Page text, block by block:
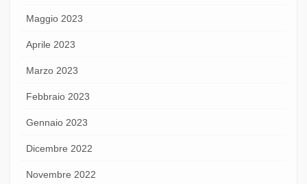
Maggio 2023
Aprile 2023
Marzo 2023
Febbraio 2023
Gennaio 2023
Dicembre 2022
Novembre 2022